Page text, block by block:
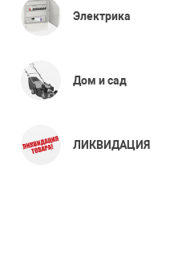
Электрика
Дом и сад
ЛИКВИДАЦИЯ